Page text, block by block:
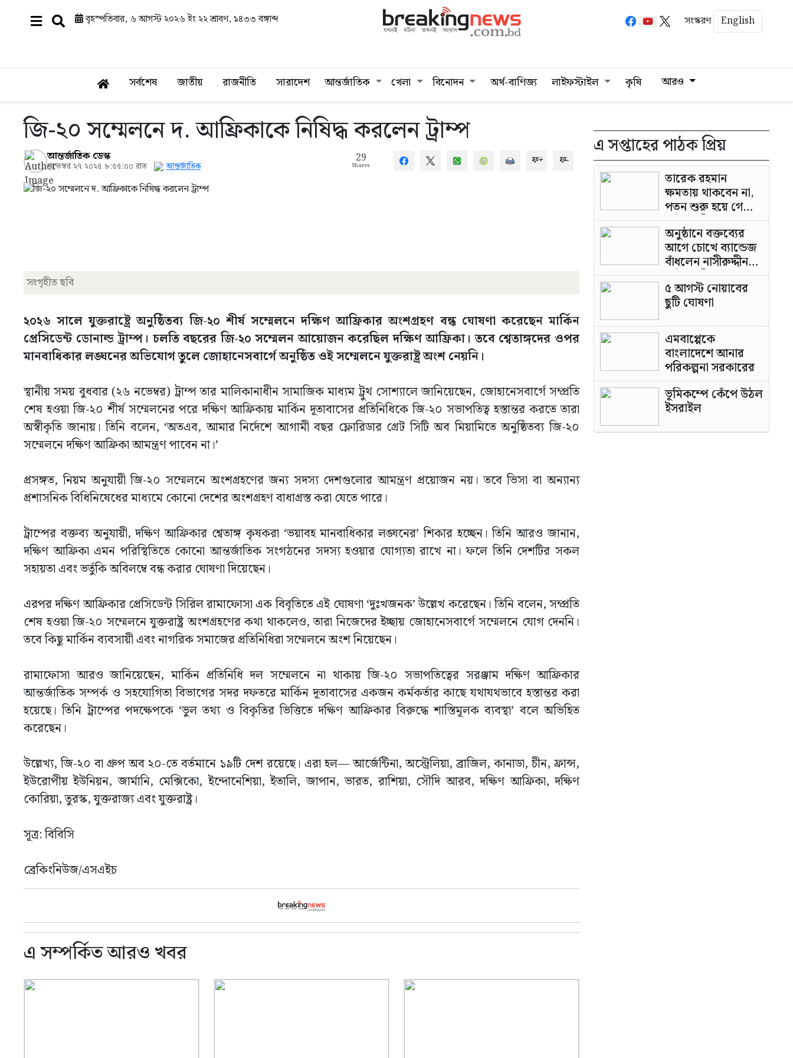
বৃহস্পতিবার, ৬ আগস্ট ২০২৬ ইং ২২ শ্রাবণ, ১৪৩৩ বঙ্গাব্দ সংস্করণ English
সর্বশেষ জাতীয় রাজনীতি সারাদেশ আন্তর্জাতিক খেলা বিনোদন অর্থ-বাণিজ্য লাইফস্টাইল কৃষি আরও
জি-২০ সম্মেলনে দ. আফ্রিকাকে নিষিদ্ধ করলেন ট্রাম্প
আন্তর্জাতিক ডেস্ক
নভেম্বর ২৭ ২০২৫ ৮:৫৫:০০ রাত আন্তর্জাতিক
29
Shares ফ+ ফ-
সংগৃহীত ছবি
২০২৬ সালে যুক্তরাষ্ট্রে অনুষ্ঠিতব্য জি-২০ শীর্ষ সম্মেলনে দক্ষিণ আফ্রিকার অংশগ্রহণ বন্ধ ঘোষণা করেছেন মার্কিন
প্রেসিডেন্ট ডোনাল্ড ট্রাম্প। চলতি বছরের জি-২০ সম্মেলন আয়োজন করেছিল দক্ষিণ আফ্রিকা। তবে শ্বেতাঙ্গদের ওপর
মানবাধিকার লঙ্ঘনের অভিযোগ তুলে জোহানেসবার্গে অনুষ্ঠিত ওই সম্মেলনে যুক্তরাষ্ট্র অংশ নেয়নি।
স্থানীয় সময় বুধবার (২৬ নভেম্বর) ট্রাম্প তার মালিকানাধীন সামাজিক মাধ্যম ট্রুথ সোশ্যালে জানিয়েছেন, জোহানেসবার্গে সম্প্রতি
শেষ হওয়া জি-২০ শীর্ষ সম্মেলনের পরে দক্ষিণ আফ্রিকায় মার্কিন দূতাবাসের প্রতিনিধিকে জি-২০ সভাপতিত্ব হস্তান্তর করতে তারা
অস্বীকৃতি জানায়। তিনি বলেন, ‘অতএব, আমার নির্দেশে আগামী বছর ফ্লোরিডার গ্রেট সিটি অব মিয়ামিতে অনুষ্ঠিতব্য জি-২০
সম্মেলনে দক্ষিণ আফ্রিকা আমন্ত্রণ পাবেন না।’
প্রসঙ্গত, নিয়ম অনুযায়ী জি-২০ সম্মেলনে অংশগ্রহণের জন্য সদস্য দেশগুলোর আমন্ত্রণ প্রয়োজন নয়। তবে ভিসা বা অন্যান্য
প্রশাসনিক বিধিনিষেধের মাধ্যমে কোনো দেশের অংশগ্রহণ বাধাগ্রস্ত করা যেতে পারে।
ট্রাম্পের বক্তব্য অনুযায়ী, দক্ষিণ আফ্রিকার শ্বেতাঙ্গ কৃষকরা ‘ভয়াবহ মানবাধিকার লঙ্ঘনের’ শিকার হচ্ছেন। তিনি আরও জানান,
দক্ষিণ আফ্রিকা এমন পরিস্থিতিতে কোনো আন্তর্জাতিক সংগঠনের সদস্য হওয়ার যোগ্যতা রাখে না। ফলে তিনি দেশটির সকল
সহায়তা এবং ভর্তুকি অবিলম্বে বন্ধ করার ঘোষণা দিয়েছেন।
এরপর দক্ষিণ আফ্রিকার প্রেসিডেন্ট সিরিল রামাফোসা এক বিবৃতিতে এই ঘোষণা ‘দুঃখজনক’ উল্লেখ করেছেন। তিনি বলেন, সম্প্রতি
শেষ হওয়া জি-২০ সম্মেলনে যুক্তরাষ্ট্র অংশগ্রহণের কথা থাকলেও, তারা নিজেদের ইচ্ছায় জোহানেসবার্গে সম্মেলনে যোগ দেননি।
তবে কিছু মার্কিন ব্যবসায়ী এবং নাগরিক সমাজের প্রতিনিধিরা সম্মেলনে অংশ নিয়েছেন।
রামাফোসা আরও জানিয়েছেন, মার্কিন প্রতিনিধি দল সম্মেলনে না থাকায় জি-২০ সভাপতিত্বের সরঞ্জাম দক্ষিণ আফ্রিকার
আন্তর্জাতিক সম্পর্ক ও সহযোগিতা বিভাগের সদর দফতরে মার্কিন দূতাবাসের একজন কর্মকর্তার কাছে যথাযথভাবে হস্তান্তর করা
হয়েছে। তিনি ট্রাম্পের পদক্ষেপকে ‘ভুল তথ্য ও বিকৃতির ভিত্তিতে দক্ষিণ আফ্রিকার বিরুদ্ধে শাস্তিমূলক ব্যবস্থা’ বলে অভিহিত
করেছেন।
উল্লেখ্য, জি-২০ বা গ্রুপ অব ২০-তে বর্তমানে ১৯টি দেশ রয়েছে। এরা হল— আর্জেন্টিনা, অস্ট্রেলিয়া, ব্রাজিল, কানাডা, চীন, ফ্রান্স,
ইউরোপীয় ইউনিয়ন, জার্মানি, মেক্সিকো, ইন্দোনেশিয়া, ইতালি, জাপান, ভারত, রাশিয়া, সৌদি আরব, দক্ষিণ আফ্রিকা, দক্ষিণ
কোরিয়া, তুরস্ক, যুক্তরাজ্য এবং যুক্তরাষ্ট্র।
সূত্র: বিবিসি
ব্রেকিংনিউজ/এসএইচ
এ সম্পর্কিত আরও খবর
এ সপ্তাহের পাঠক প্রিয়
তারেক রহমান
ক্ষমতায় থাকবেন না,
পতন শুরু হয়ে গেছে:
পাটওয়ারী
অনুষ্ঠানে বক্তব্যের
আগে চোখে ব্যান্ডেজ
বাঁধলেন নাসীরুদ্দীন
পাটওয়ারী
৫ আগস্ট নোয়াবের
ছুটি ঘোষণা
এমবাপ্পেকে
বাংলাদেশে আনার
পরিকল্পনা সরকারের
ভূমিকম্পে কেঁপে উঠল
ইসরাইল